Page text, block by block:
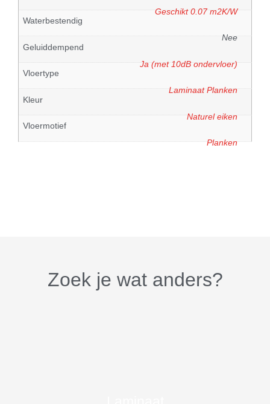
Geschikt 0.07 m2K/W
Waterbestendig
Nee
Geluiddempend
Ja (met 10dB ondervloer)
Vloertype
Laminaat Planken
Kleur
Naturel eiken
Vloermotief
Planken
Zoek je wat anders?